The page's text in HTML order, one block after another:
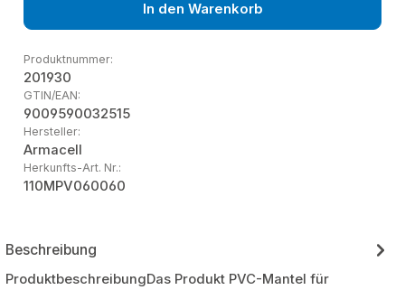
In den Warenkorb
Produktnummer:
201930
GTIN/EAN:
9009590032515
Hersteller:
Armacell
Herkunfts-Art. Nr.:
110MPV060060
Beschreibung
ProduktbeschreibungDas Produkt PVC-Mantel für